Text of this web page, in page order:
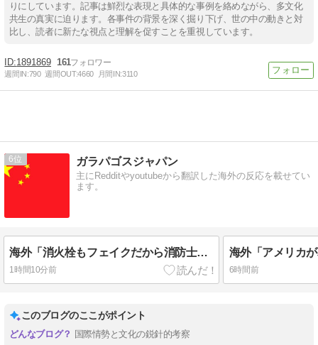
りにしています。記事は鮮烈な表現と具体的な事例を絡めながら、多文化
共生の真実に迫ります。各事件の背景を深く掘り下げ、世の中の動きと対
比し、読者に新たな視点と理解を促すことを重視しています。
1891869 161
週間IN:790 週間OUT:4660 月間IN:3110
6 ガラパゴスジャパン
主にRedditやyoutubeから翻訳した海外の反応を載せてい
ます。
海外「消火栓もフェイクだから消防士が右往左往する中国www」
1時間10分前 6時間前
このブログのここがポイント
国際情勢と文化の鋭針的考察